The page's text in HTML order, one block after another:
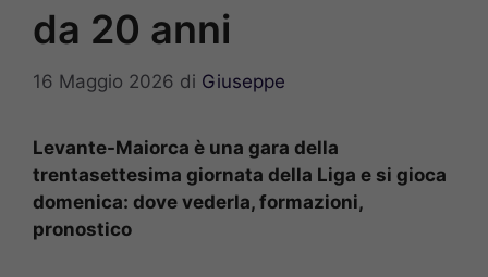
da 20 anni
16 Maggio 2026 di Giuseppe
Levante-Maiorca è una gara della
trentasettesima giornata della Liga e si gioca
domenica: dove vederla, formazioni,
pronostico